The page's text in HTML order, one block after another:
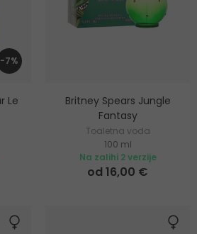
-7%
Le
Britney Spears Jungle
Fantasy
Toaletna voda
100 ml
Na zalihi 2 verzije
od 16,00 €